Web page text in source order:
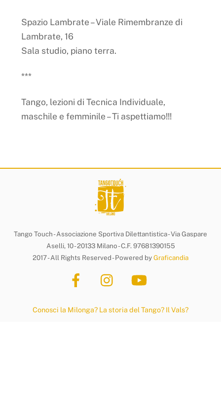
Spazio Lambrate – Viale Rimembranze di
Lambrate, 16
Sala studio, piano terra.
***
Tango, lezioni di Tecnica Individuale,
maschile e femminile – Ti aspettiamo!!!
Tango Touch - Associazione Sportiva Dilettantistica - Via Gaspare
Aselli, 10 - 20133 Milano - C.F. 97681390155
2017 - All Rights Reserved - Powered byGraficandia
Conosci la Milonga? La storia del Tango? Il Vals?